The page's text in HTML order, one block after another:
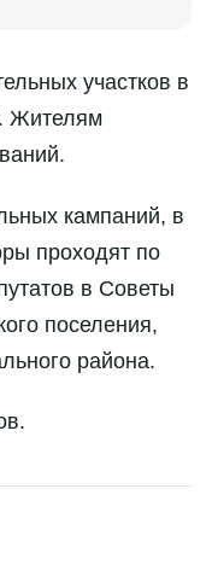
участков в
Жителям
кампаний, в
проходят по
в Советы
поселения,
района.